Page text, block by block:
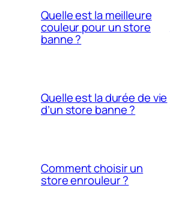
Quelle est la meilleure
couleur pour un store
banne ?
Quelle est la durée de vie
d’un store banne ?
Comment choisir un
store enrouleur ?